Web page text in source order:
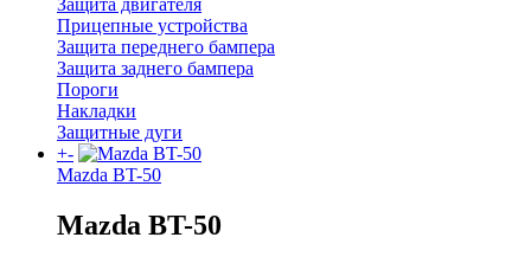
Прицепные устройства
Защита переднего бампера
Защита заднего бампера
Пороги
Накладки
Защитные дуги
+-
Mazda BT-50
Mazda BT-50